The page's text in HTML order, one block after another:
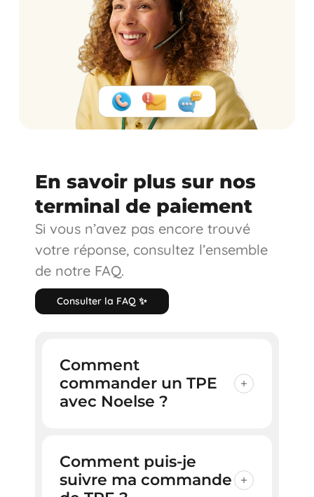
En savoir plus sur nos
terminal de paiement
Si vous n’avez pas encore trouvé
votre réponse, consultez l’ensemble
de notre FAQ.
Consulter la FAQ ✨
Comment
commander un TPE
avec Noelse ?
votre espace Noelse, suivez ces
étapes :
Comment puis-je
suivre ma commande